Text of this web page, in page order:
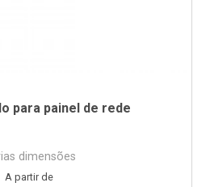
para painel de rede
dimensões
Preço
A partir de